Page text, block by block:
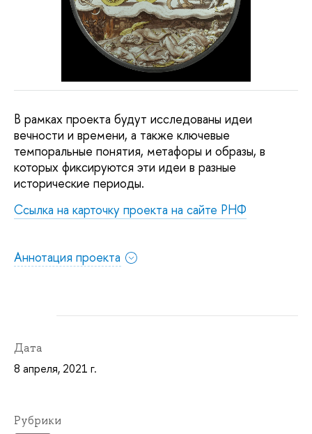
В рамках проекта будут исследованы идеи
вечности и времени, а также ключевые
темпоральные понятия, метафоры и образы, в
которых фиксируются эти идеи в разные
исторические периоды.
Ссылка на карточку проекта на сайте РНФ
Аннотация проекта
Дата
8 апреля, 2021 г.
Рубрики